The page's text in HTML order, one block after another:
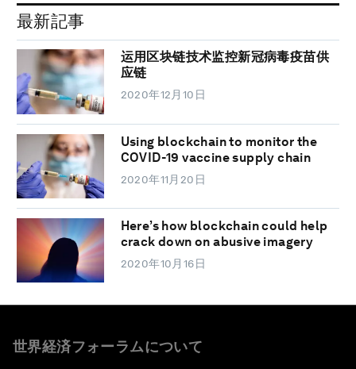
最新記事
运用区块链技术监控新冠病毒疫苗供
应链
2020年12月10日
Using blockchain to monitor the
COVID-19 vaccine supply chain
2020年11月20日
Here’s how blockchain could help
crack down on abusive imagery
2020年10月16日
世界経済フォーラムについて